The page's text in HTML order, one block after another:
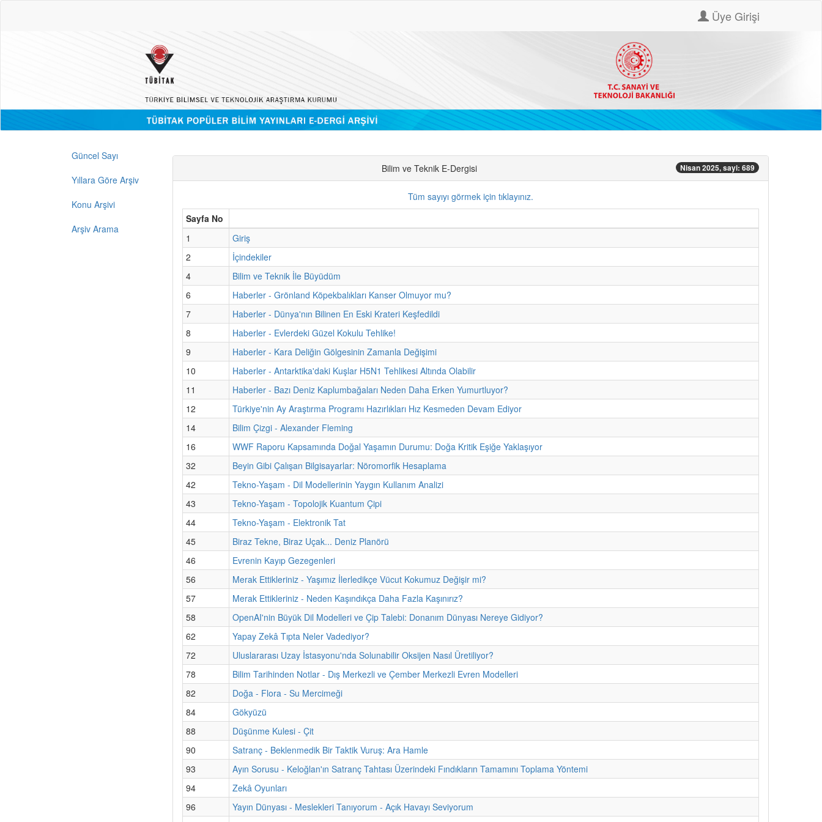
Üye Girişi
Güncel Sayı
Yıllara Göre Arşiv
Konu Arşivi
Arşiv Arama
Bilim ve Teknik E-Dergisi Nisan 2025, sayi: 689
Tüm sayıyı görmek için tıklayınız.
Sayfa No
1
Giriş
2
İçindekiler
4
Bilim ve Teknik İle Büyüdüm
6
Haberler - Grönland Köpekbalıkları Kanser Olmuyor mu?
7
Haberler - Dünya'nın Bilinen En Eski Krateri Keşfedildi
8
Haberler - Evlerdeki Güzel Kokulu Tehlike!
9
Haberler - Kara Deliğin Gölgesinin Zamanla Değişimi
10
Haberler - Antarktika'daki Kuşlar H5N1 Tehlikesi Altında Olabilir
11
Haberler - Bazı Deniz Kaplumbağaları Neden Daha Erken Yumurtluyor?
12
Türkiye'nin Ay Araştırma Programı Hazırlıkları Hız Kesmeden Devam Ediyor
14
Bilim Çizgi - Alexander Fleming
16
WWF Raporu Kapsamında Doğal Yaşamın Durumu: Doğa Kritik Eşiğe Yaklaşıyor
32
Beyin Gibi Çalışan Bilgisayarlar: Nöromorfik Hesaplama
42
Tekno-Yaşam - Dil Modellerinin Yaygın Kullanım Analizi
43
Tekno-Yaşam - Topolojik Kuantum Çipi
44
Tekno-Yaşam - Elektronik Tat
45
Biraz Tekne, Biraz Uçak... Deniz Planörü
46
Evrenin Kayıp Gezegenleri
56
Merak Ettikleriniz - Yaşımız İlerledikçe Vücut Kokumuz Değişir mi?
57
Merak Ettikleriniz - Neden Kaşındıkça Daha Fazla Kaşınırız?
58
OpenAI'nin Büyük Dil Modelleri ve Çip Talebi: Donanım Dünyası Nereye Gidiyor?
62
Yapay Zekâ Tıpta Neler Vadediyor?
72
Uluslararası Uzay İstasyonu'nda Solunabilir Oksijen Nasıl Üretiliyor?
78
Bilim Tarihinden Notlar - Dış Merkezli ve Çember Merkezli Evren Modelleri
82
Doğa - Flora - Su Mercimeği
84
Gökyüzü
88
Düşünme Kulesi - Çit
90
Satranç - Beklenmedik Bir Taktik Vuruş: Ara Hamle
93
Ayın Sorusu - Keloğlan'ın Satranç Tahtası Üzerindeki Fındıkların Tamamını Toplama Yöntemi
94
Zekâ Oyunları
96
Yayın Dünyası - Meslekleri Tanıyorum - Açık Havayı Seviyorum